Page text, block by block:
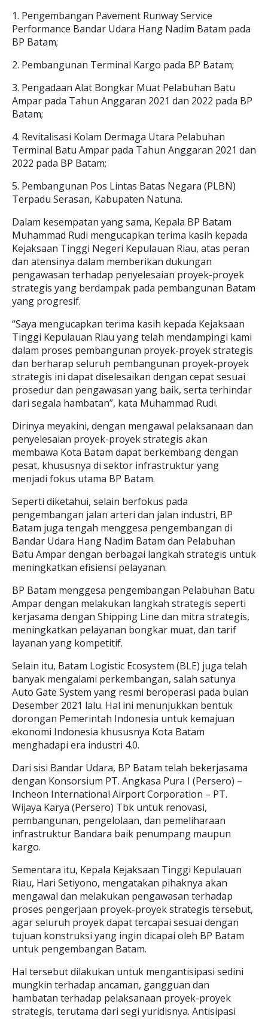
1. Pengembangan Pavement Runway Service
Performance Bandar Udara Hang Nadim Batam pada
BP Batam;
2. Pembangunan Terminal Kargo pada BP Batam;
3. Pengadaan Alat Bongkar Muat Pelabuhan Batu
Ampar pada Tahun Anggaran 2021 dan 2022 pada BP
Batam;
4. Revitalisasi Kolam Dermaga Utara Pelabuhan
Terminal Batu Ampar pada Tahun Anggaran 2021 dan
2022 pada BP Batam;
5. Pembangunan Pos Lintas Batas Negara (PLBN)
Terpadu Serasan, Kabupaten Natuna.
Dalam kesempatan yang sama, Kepala BP Batam
Muhammad Rudi mengucapkan terima kasih kepada
Kejaksaan Tinggi Negeri Kepulauan Riau, atas peran
dan atensinya dalam memberikan dukungan
pengawasan terhadap penyelesaian proyek-proyek
strategis yang berdampak pada pembangunan Batam
yang progresif.
“Saya mengucapkan terima kasih kepada Kejaksaan
Tinggi Kepulauan Riau yang telah mendampingi kami
dalam proses pembangunan proyek-proyek strategis
dan berharap seluruh pembangunan proyek-proyek
strategis ini dapat diselesaikan dengan cepat sesuai
prosedur dan pengawasan yang baik, serta terhindar
dari segala hambatan”, kata Muhammad Rudi.
Dirinya meyakini, dengan mengawal pelaksanaan dan
penyelesaian proyek-proyek strategis akan
membawa Kota Batam dapat berkembang dengan
pesat, khususnya di sektor infrastruktur yang
menjadi fokus utama BP Batam.
Seperti diketahui, selain berfokus pada
pengembangan jalan arteri dan jalan industri, BP
Batam juga tengah menggesa pengembangan di
Bandar Udara Hang Nadim Batam dan Pelabuhan
Batu Ampar dengan berbagai langkah strategis untuk
meningkatkan efisiensi pelayanan.
BP Batam menggesa pengembangan Pelabuhan Batu
Ampar dengan melakukan langkah strategis seperti
kerjasama dengan Shipping Line dan mitra strategis,
meningkatkan pelayanan bongkar muat, dan tarif
layanan yang kompetitif.
Selain itu, Batam Logistic Ecosystem (BLE) juga telah
banyak mengalami perkembangan, salah satunya
Auto Gate System yang resmi beroperasi pada bulan
Desember 2021 lalu. Hal ini menunjukkan bentuk
dorongan Pemerintah Indonesia untuk kemajuan
ekonomi Indonesia khususnya Kota Batam
menghadapi era industri 4.0.
Dari sisi Bandar Udara, BP Batam telah bekerjasama
dengan Konsorsium PT. Angkasa Pura I (Persero) –
Incheon International Airport Corporation – PT.
Wijaya Karya (Persero) Tbk untuk renovasi,
pembangunan, pengelolaan, dan pemeliharaan
infrastruktur Bandara baik penumpang maupun
kargo.
Sementara itu, Kepala Kejaksaan Tinggi Kepulauan
Riau, Hari Setiyono, mengatakan pihaknya akan
mengawal dan melakukan pengawasan terhadap
proses pengerjaan proyek-proyek strategis tersebut,
agar seluruh proyek dapat tercapai sesuai dengan
tujuan konstruksi yang ingin dicapai oleh BP Batam
untuk pengembangan Batam.
Hal tersebut dilakukan untuk mengantisipasi sedini
mungkin terhadap ancaman, gangguan dan
hambatan terhadap pelaksanaan proyek-proyek
strategis, terutama dari segi yuridisnya. Antisipasi